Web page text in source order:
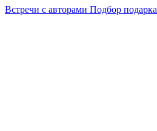
Встречи с авторами Подбор подарка